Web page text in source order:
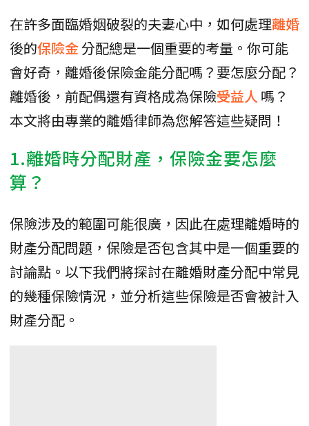
在許多面臨婚姻破裂的夫妻心中，如何處理離婚
後的保險金分配總是一個重要的考量。你可能
會好奇，離婚後保險金能分配嗎？要怎麼分配？
離婚後，前配偶還有資格成為保險受益人嗎？
本文將由專業的離婚律師為您解答這些疑問！
1.離婚時分配財產，保險金要怎麼
算？
保險涉及的範圍可能很廣，因此在處理離婚時的
財產分配問題，保險是否包含其中是一個重要的
討論點。以下我們將探討在離婚財產分配中常見
的幾種保險情況，並分析這些保險是否會被計入
財產分配。